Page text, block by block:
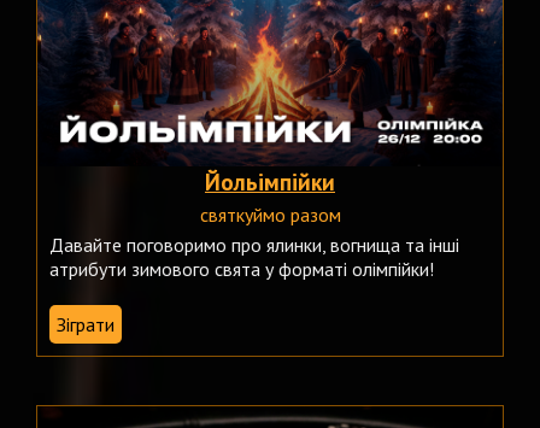
Йольімпійки
святкуймо разом
Давайте поговоримо про ялинки, вогнища та інші
атрибути зимового свята у форматі олімпійки!
Зіграти